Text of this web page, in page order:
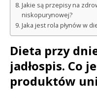
Jakie są przepisy na
niskopurynowej?
Jaka jest rola płynów w
Dieta przy
jadłospis. Co
produktów